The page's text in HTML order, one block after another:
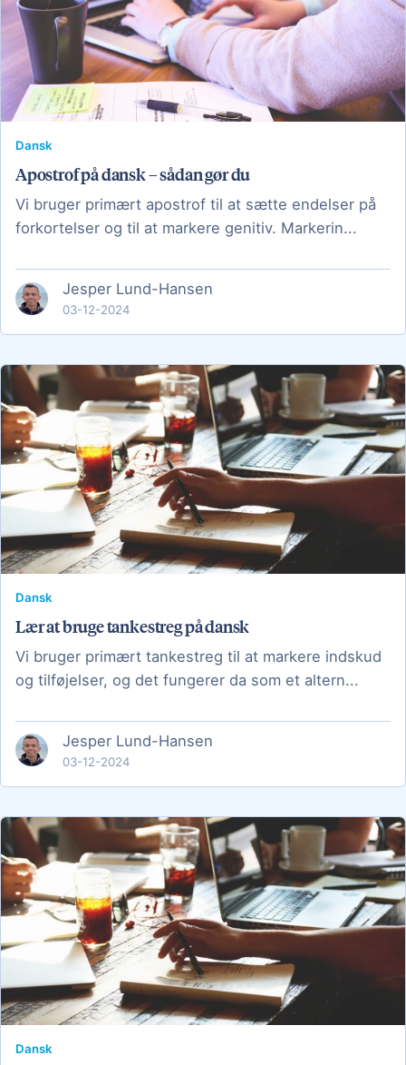
Dansk
Apostrof på dansk – sådan gør du
Vi bruger primært apostrof til at sætte endelser på
forkortelser og til at markere genitiv. Markerin...
Jesper Lund-Hansen
03-12-2024
Dansk
Lær at bruge tankestreg på dansk
Vi bruger primært tankestreg til at markere indskud
og tilføjelser, og det fungerer da som et altern...
Jesper Lund-Hansen
03-12-2024
Dansk